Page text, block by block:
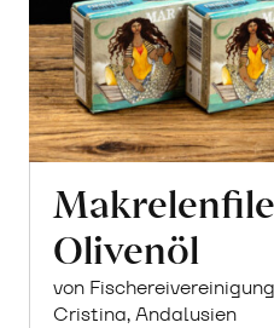
Olivenöl
von
Cristina, Andalusien